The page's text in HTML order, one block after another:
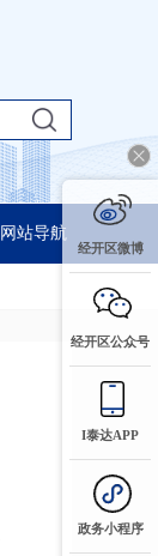
网站导航
经开区微博
经开区公众号
I泰达APP
政务小程序